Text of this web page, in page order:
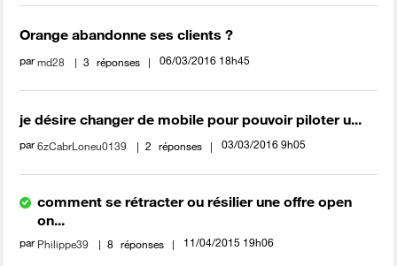
Orange abandonne ses clients ?
parmd28 3 réponses ‎06/03/2016 18h45
je désire changer de mobile pour pouvoir piloter u...
par6zCabrLoneu0139 2 réponses ‎03/03/2016 9h05
comment se rétracter ou résilier une offre open
on...
par Philippe39 8 réponses ‎11/04/2015 19h06